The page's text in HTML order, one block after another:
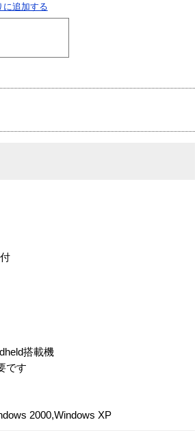
に追加する
搭載機
です
2000,Windows XP